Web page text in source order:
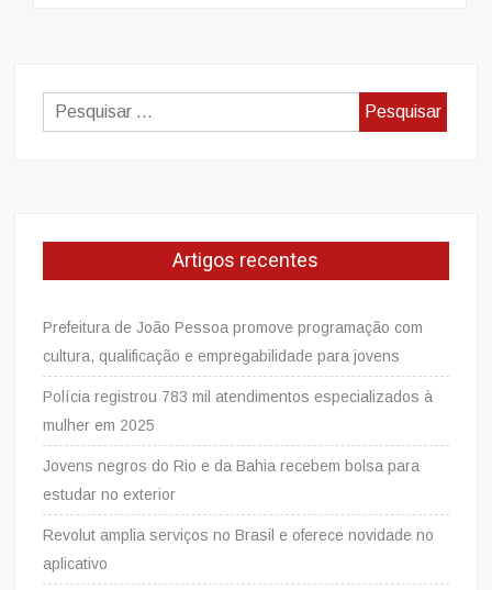
Pesquisar
por:
Artigos recentes
Prefeitura de João Pessoa promove programação com
cultura, qualificação e empregabilidade para jovens
Polícia registrou 783 mil atendimentos especializados à
mulher em 2025
Jovens negros do Rio e da Bahia recebem bolsa para
estudar no exterior
Revolut amplia serviços no Brasil e oferece novidade no
aplicativo